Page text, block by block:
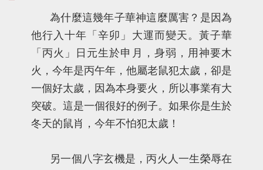
為什麼這幾年子華神這麼厲害？是因為
他行入十年「辛卯」大運而變天。黃子華
「丙火」日元生於申月，身弱，用神要木
火，今年是丙午年，他屬老鼠犯太歲，卻是
一個好太歲，因為本身要火，所以事業有大
突破。這是一個很好的例子。如果你是生於
冬天的鼠肖，今年不怕犯太歲！
另一個八字玄機是，丙火人一生榮辱在